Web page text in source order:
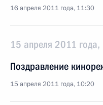
16 апреля 2011 года, 11:30
15 апреля 2011 года,
Поздравление
15 апреля 2011 года, 10:20